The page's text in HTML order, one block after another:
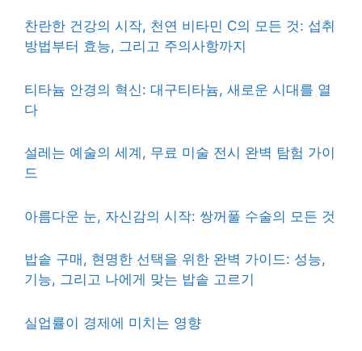
찬란한 건강의 시작, 천연 비타민 C의 모든 것: 섭취
방법부터 효능, 그리고 주의사항까지
티타늄 안경의 혁신: 대구티타늄, 새로운 시대를 열
다
설레는 예술의 세계, 무료 미술 전시 완벽 탐험 가이
드
아름다운 눈, 자신감의 시작: 쌍꺼풀 수술의 모든 것
밥솥 구매, 현명한 선택을 위한 완벽 가이드: 성능,
기능, 그리고 나에게 맞는 밥솥 고르기
실업률이 경제에 미치는 영향